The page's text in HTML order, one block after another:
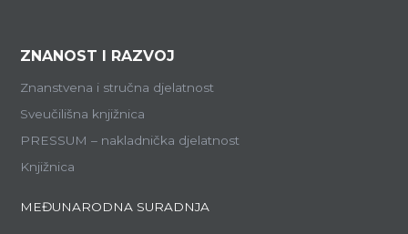
ZNANOST I RAZVOJ
Znanstvena i stručna djelatnost
Sveučilišna knjižnica
PRESSUM – nakladnička djelatnost
Knjižnica
MEĐUNARODNA SURADNJA